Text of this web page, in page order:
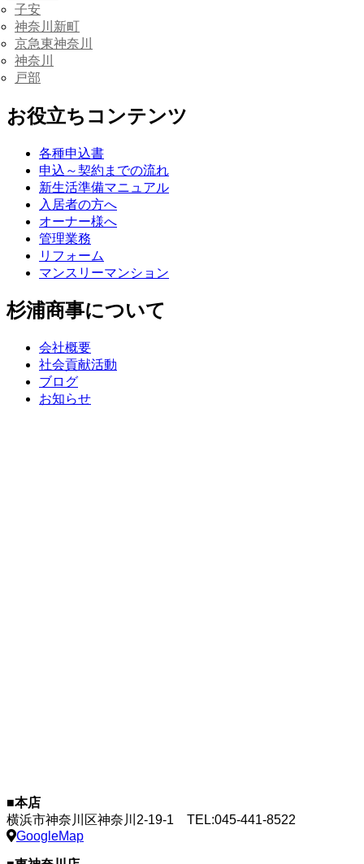
子安
神奈川新町
京急東神奈川
神奈川
戸部
お役立ちコンテンツ
各種申込書
申込～契約までの流れ
新生活準備マニュアル
入居者の方へ
オーナー様へ
管理業務
リフォーム
マンスリーマンション
杉浦商事について
会社概要
社会貢献活動
ブログ
お知らせ
■本店
横浜市神奈川区神奈川2-19-1 TEL:045-441-8522
GoogleMap